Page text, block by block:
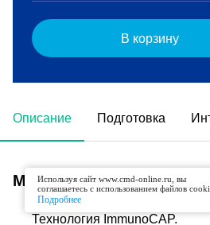
Описание Подготовка
Метод исследования
Технология ImmunoCAP.
В корзину
Используя сайт www.cmd-online.ru, вы
соглашаетесь с использованием файлов
Подробнее